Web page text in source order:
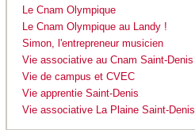
Le Cnam Olympique
Le Cnam Olympique au Landy !
Simon, l'entrepreneur musicien
Vie associative au Cnam Saint-Denis
Vie de campus et CVEC
Vie apprentie Saint-Denis
Vie associative La Plaine Saint-Denis